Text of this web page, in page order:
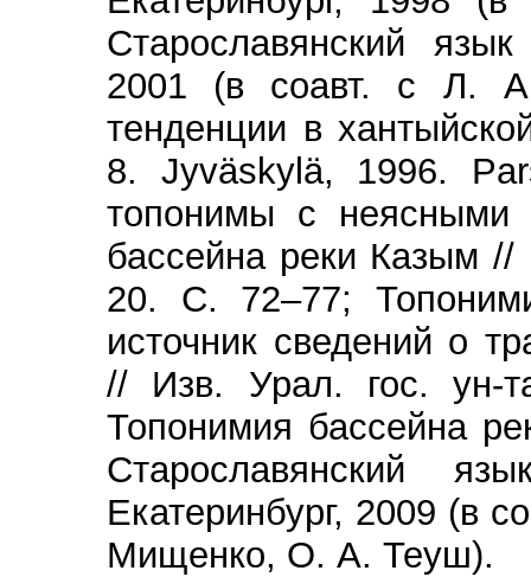
Старославянский
2001 (в соавт. с Л.
тенденции в
8. Jyväskylä, 1996.
топонимы с неясными
бассейна реки Казым
20. С. 72–77;
источник сведений о
// Изв. Урал. гос.
Топонимия бассейна
Старославянский
Екатеринбург, 2009 (в
Мищенко, О. А. Теуш).